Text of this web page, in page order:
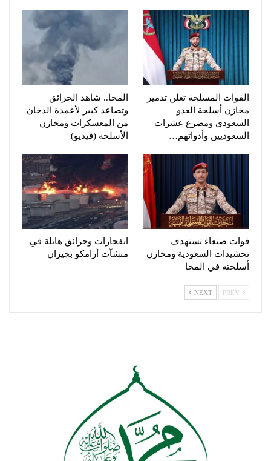
القوات المسلحة تعلن تدمير
مخازن أسلحة العدو
السعودي ومصرع عشرات
السعوديين وأدواتهم…
المخا.. شاهد الحرائق
وتصاعد كبير لأعمدة الدخان
من المعسكرات ومخازن
الأسلحة (فيديو)
قوات صنعاء تستهدف
تحشيدات السعودية ومخازن
أسلحته في المخا
انفجارات وحرائق هائلة في
منشآت أرامكو بجيزان
NEXT